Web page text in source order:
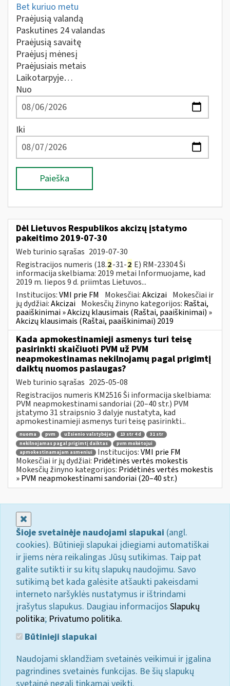
Bet kuriuo metu
Praėjusią valandą
Paskutines 24 valandas
Praėjusią savaitę
Praėjusį mėnesį
Praėjusiais metais
Laikotarpyje…
Nuo
Iki
Paieška
Dėl Lietuvos Respublikos akcizų įstatymo
pakeitimo 2019-07-30
Web turinio sąrašas 2019-07-30
Registracijos numeris (18.2-31-2 E) RM-23304 Ši
informacija skelbiama: 2019 metai Informuojame, kad
2019 m. liepos 9 d. priimtas Lietuvos...
Institucijos:VMI prie FM Mokesčiai:Akcizai Mokesčiai ir
jų dydžiai:Akcizai Mokesčių žinyno kategorijos: Raštai,
paaiškinimai » Akcizų klausimais (Raštai, paaiškinimai) »
Akcizų klausimais (Raštai, paaiškinimai) 2019
Kada apmokestinamieji asmenys turi teisę
pasirinkti skaičiuoti PVM už PVM
neapmokestinamas nekilnojamų pagal prigimtį
daiktų nuomos paslaugas?
Web turinio sąrašas 2025-05-08
Registracijos numeris KM2516 Ši informacija skelbiama:
PVM neapmokestinami sandoriai (20–40 str.) PVM
įstatymo 31 straipsnio 3 dalyje nustatyta, kad
apmokestinamieji asmenys turi teisę pasirinkti...
nuoma pvm užsienio valstybėje 13 str 4 d
31 str
nekilnojamas pagal prigimtį daiktas
pvm mokėtojui
apmokestinamajam asmeniui
Institucijos:VMI prie FM
Mokesčiai ir jų dydžiai: Pridėtinės vertės mokestis
Mokesčių žinyno kategorijos: Pridėtinės vertės mokestis
» PVM neapmokestinami sandoriai (20–40 str.)
Šioje svetainėje naudojami slapukai (angl.
cookies). Būtinieji slapukai įdiegiami automatiškai
ir jiems nėra reikalingas Jūsų sutikimas. Taip pat
galite sutikti ir su kitų slapukų naudojimu. Savo
sutikimą bet kada galėsite atšaukti pakeisdami
interneto naršyklės nustatymus ir ištrindami
įrašytus slapukus. Daugiau informacijos Slapukų
politika; Privatumo politika.
Būtinieji slapukai
Naudojami sklandžiam svetainės veikimui ir įgalina
pagrindines svetainės funkcijas. Be šių slapukų